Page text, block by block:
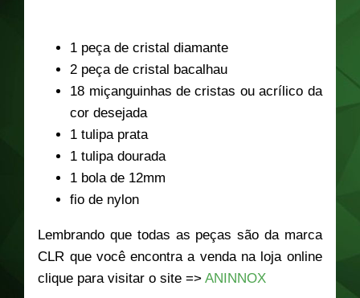
1 peça de cristal diamante
2 peça de cristal bacalhau
18 miçanguinhas de cristas ou acrílico da
cor desejada
1 tulipa prata
1 tulipa dourada
1 bola de 12mm
fio de nylon
Lembrando que todas as peças são da marca
CLR que você encontra a venda na loja online
clique para visitar o site =>ANINNOX